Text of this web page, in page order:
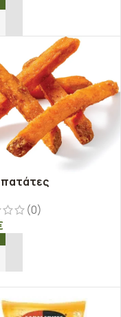
ΣΤΟ ΚΑΛΆΘΙ
(0)
ΣΤΟ ΚΑΛΆΘΙ